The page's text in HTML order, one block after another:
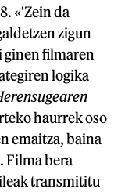
«'Zein da
zigun
ginen filmaren
logika
haurrek oso
emaitza, baina
Filma bera
transmititu